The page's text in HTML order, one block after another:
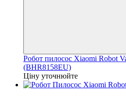
Робот пилосос Xiaomi Robot
(BHR8158EU)
Ціну уточнюйте